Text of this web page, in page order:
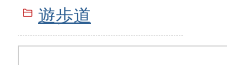
遊歩道